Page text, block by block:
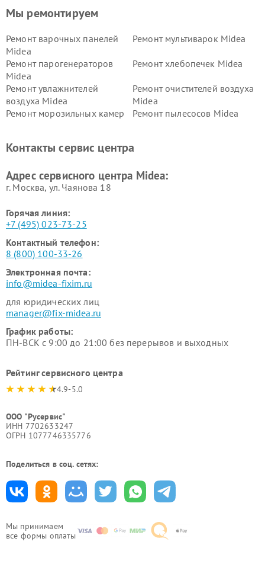
Мы принимаем
все формы оплаты
Мы ремонтируем
Ремонт варочных панелей
Midea
Ремонт мультиварок Midea
Ремонт парогенераторов
Midea
Ремонт хлебопечек Midea
Ремонт увлажнителей
воздуха Midea
Ремонт очистителей воздуха
Midea
Ремонт морозильных камер
Ремонт пылесосов Midea
пылесосов Midea
Midea
Контакты сервис центра
Адрес сервисного центра Midea:
г. Москва, ул. Чаянова 18
Горячая линия:
+7 (495) 023-73-25
Контактный телефон:
8 (800) 100-33-26
Электронная почта:
info@midea-fixim.ru
для юридических лиц
manager@fix-midea.ru
График работы:
ПН-ВСК с 9:00 до 21:00 без перерывов и выходных
Рейтинг сервисного центра
4.9-5.0
ООО "Русервис"
ИНН 7702633247
ОГРН 1077746335776
Поделиться в соц. сетях: